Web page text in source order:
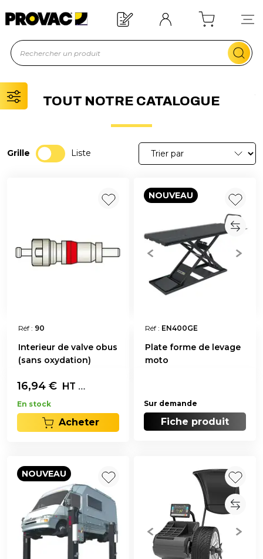
Offre de bienvenue : 20€ offerts !
En savoir plus
TOUT NOTRE CATALOGUE
Grille Liste
Réf : 90
Interieur de valve obus
(sans oxydation)
16,94 € HT Les 100
En stock
Acheter
NOUVEAU
Réf : EN400GE
Plate forme de levage
moto
Sur demande
Fiche produit
NOUVEAU